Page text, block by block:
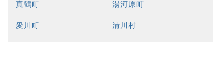
真鶴町 湯河原町
愛川町 清川村